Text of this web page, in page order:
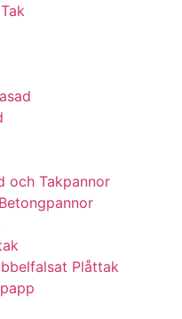
och Takpannor
Plåttak